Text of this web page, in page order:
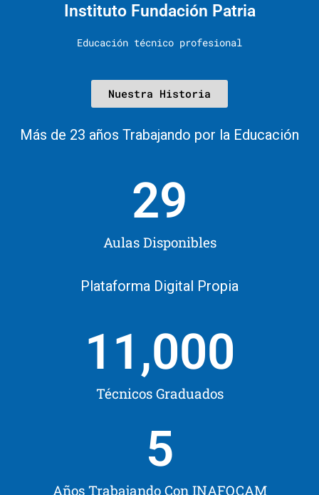
Instituto Fundación Patria
Educación técnico profesional
Nuestra Historia
Más de 23 años Trabajando por la Educación
Aulas Disponibles
29
Plataforma Digital Propia
Técnicos Graduados
11,000
Años Trabajando Con INAFOCAM
5